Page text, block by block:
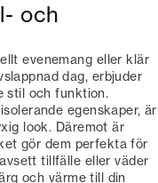
och
evenemang eller klär
dag, erbjuder
stil och funktion.
egenskaper, är
look. Däremot är
gör dem perfekta för
tillfälle eller väder
och värme till din